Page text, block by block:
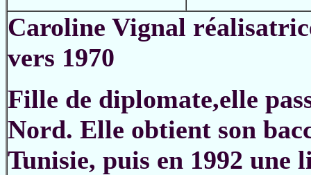
Caroline Vignal
vers 1970
Fille de diplomate,elle
Nord. Elle obtient son
Tunisie, puis en 1992 une